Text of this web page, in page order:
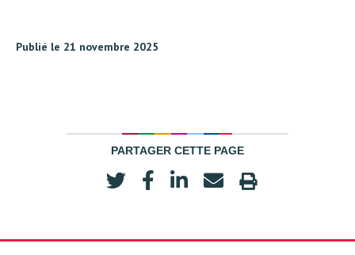
Publié le 21 novembre 2025
PARTAGER CETTE PAGE